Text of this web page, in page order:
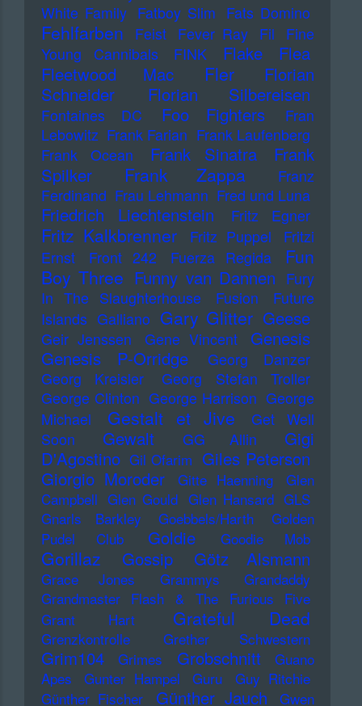
White Family Fatboy Slim Fats Domino
Fehlfarben Feist Fever Ray Fil
Fine
Young Cannibals
FINK Flake
Flea
Fleetwood Mac
Fler
Florian
Schneider
Florian Silbereisen
Fontaines DC Foo Fighters
Fran
Lebowitz Frank Farian Frank Laufenberg
Frank Ocean
Frank Sinatra
Frank
Spilker
Frank Zappa
Franz
Ferdinand Frau Lehmann Fred und Luna
Friedrich Liechtenstein Fritz Egner
Fritz Kalkbrenner Fritz Puppel
Fritzi
Ernst
Front 242 Fuerza Regida
Fun
Boy Three Funny van Dannen Fury
In The Slaughterhouse
Fusion
Future
Islands Galliano Gary Glitter Geese
Geir Jenssen Gene Vincent
Genesis
Genesis P-Orridge
Georg Danzer
Georg Kreisler
Georg Stefan Troller
George Clinton George Harrison George
Michael
Gestalt et Jive
Get Well
Soon
Gewalt GG Allin
Gigi
D'Agostino Gil Ofarim Giles Peterson
Giorgio Moroder
Gitte Haenning
Glen
Campbell Glen Gould Glen Hansard GLS
Gnarls Barkley
Goebbels/Harth
Golden
Pudel Club
Goldie Goodie Mob
Gorillaz Gossip Götz Alsmann
Grace Jones Grammys
Grandaddy
Grandmaster Flash & The Furious Five
Grant Hart
Grateful Dead
Grenzkontrolle Grether Schwestern
Grim104 Grimes Grobschnitt
Guano
Apes
Gunter Hampel Guru
Guy Ritchie
Günther Fischer
Günther Jauch
Gwen